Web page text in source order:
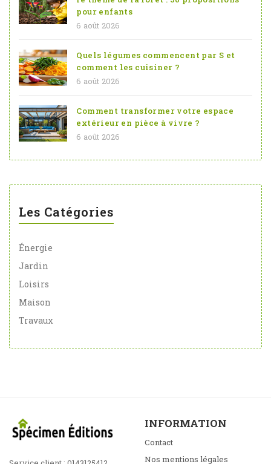
pour enfants
6 août 2026
Quels légumes commencent par S et
comment les cuisiner ?
6 août 2026
Comment transformer votre espace
extérieur en pièce à vivre ?
6 août 2026
Les Catégories
Énergie
Jardin
Loisirs
Maison
Travaux
INFORMATION
Contact
Nos mentions légales